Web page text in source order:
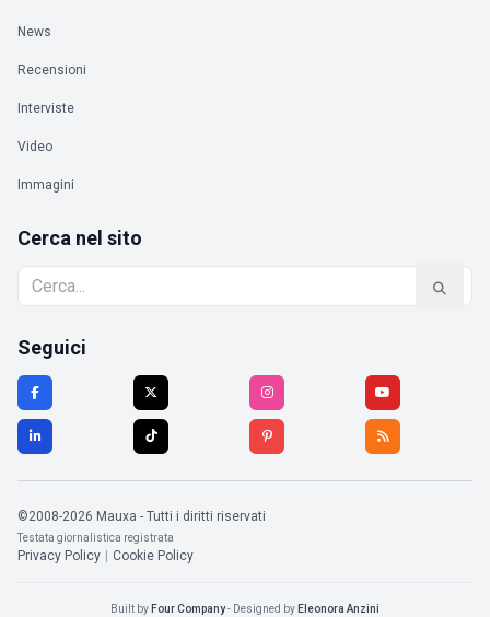
News
Recensioni
Interviste
Video
Immagini
Cerca nel sito
Seguici
©2008-2026 Mauxa - Tutti i diritti riservati
Testata giornalistica registrata
Privacy Policy Cookie Policy
Built by Four Company- Designed by Eleonora Anzini